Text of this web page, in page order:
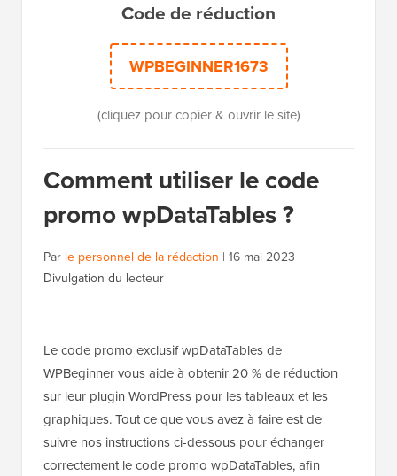
Code de réduction
WPBEGINNER1673
(cliquez pour copier & ouvrir le site)
Comment utiliser le code
promo wpDataTables ?
Par le personnel de la rédaction | 16 mai 2023 |
Divulgation du lecteur
Le code promo exclusif wpDataTables de
WPBeginner vous aide à obtenir 20 % de réduction
sur leur plugin WordPress pour les tableaux et les
graphiques. Tout ce que vous avez à faire est de
suivre nos instructions ci-dessous pour échanger
correctement le code promo wpDataTables, afin